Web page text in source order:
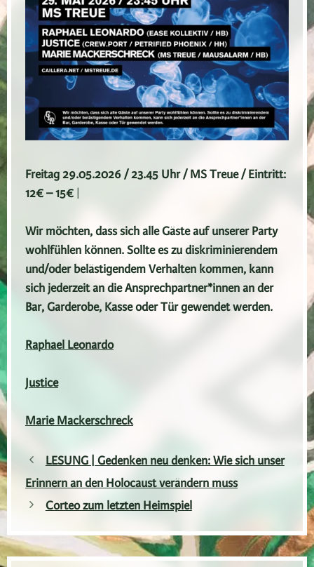
Freitag 29.05.2026 / 23.45 Uhr / MS Treue / Eintritt:
12€ – 15€
Wir möchten, dass sich alle Gäste auf unserer Party
wohlfühlen können. Sollte es zu diskriminierendem
und/oder belästigendem Verhalten kommen, kann
sich jederzeit an die Ansprechpartner*innen an der
Bar, Garderobe, Kasse oder Tür gewendet werden.
Raphael Leonardo
Justice
Marie Mackerschreck
LESUNG | Gedenken neu denken: Wie sich unser
Erinnern an den Holocaust verändern muss
Corteo zum letzten Heimspiel